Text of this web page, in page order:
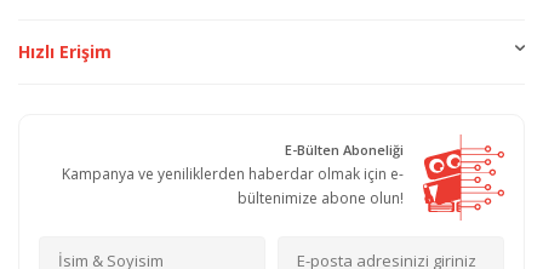
Hızlı Erişim
E-Bülten Aboneliği
Kampanya ve yeniliklerden haberdar olmak için e-
bültenimize abone olun!